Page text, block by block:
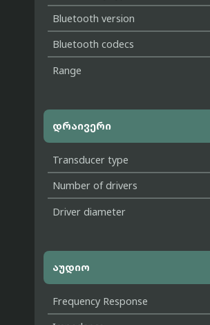
Bluetooth version
Bluetooth codecs
Range
დრაივერი
Transducer type
Number of drivers
Driver diameter
აუდიო
Frequency Response